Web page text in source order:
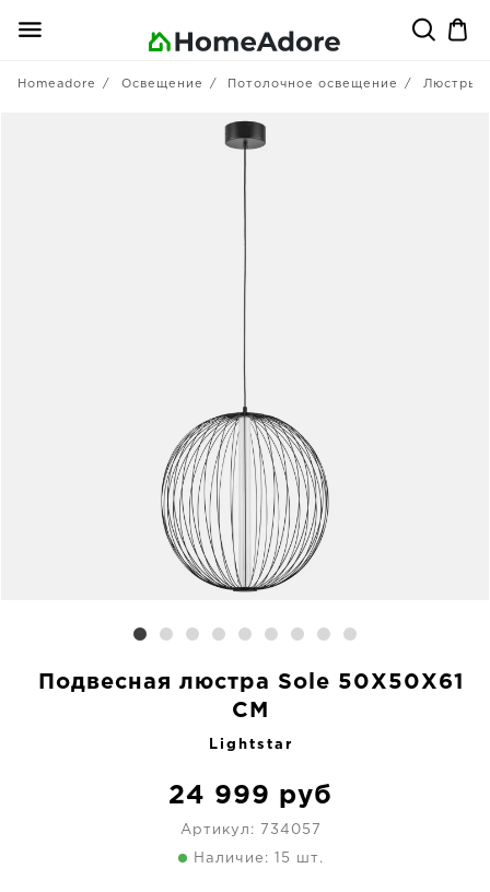
Homeadore Освещение Потолочное освещение Люстры
Подвесная люстра Sole 50X50X61
CM
Lightstar
24 999 руб
Артикул: 734057
Наличие: 15 шт.